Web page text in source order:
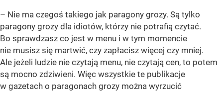
– Nie ma czegoś takiego jak paragony grozy. Są tylko
paragony grozy dla idiotów, którzy nie potrafią czytać.
Bo sprawdzasz co jest w menu i w tym momencie
nie musisz się martwić, czy zapłacisz więcej czy mniej.
Ale jeżeli ludzie nie czytają menu, nie czytają cen, to potem
są mocno zdziwieni. Więc wszystkie te publikacje
w gazetach o paragonach grozy można wyrzucić